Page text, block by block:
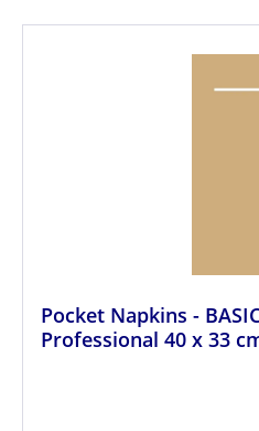
Pocket Napkins -
Professional 40 x 33